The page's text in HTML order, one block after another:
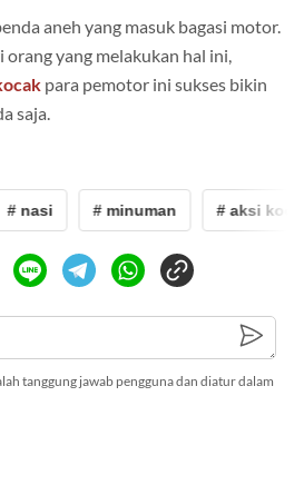
aneh yang masuk bagasi motor.
yang melakukan hal ini,
para pemotor ini sukses bikin
saja.
# nasi # minuman # aksi
tanggung jawab pengguna dan diatur dalam